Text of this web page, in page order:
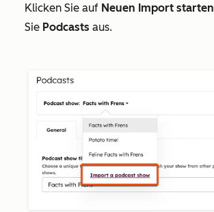
Klicken Sie auf Neuen Import starten
Sie Podcasts aus.